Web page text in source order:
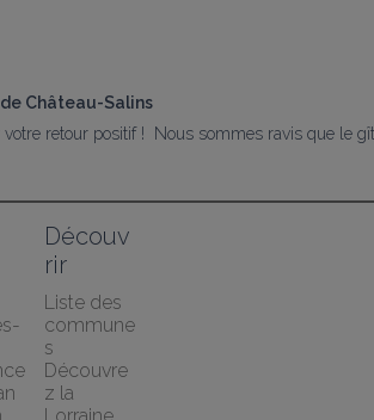
Château-Salins
retour positif !  Nous sommes ravis que le
Découv
rir
Liste des
commune
s
Découvre
z la